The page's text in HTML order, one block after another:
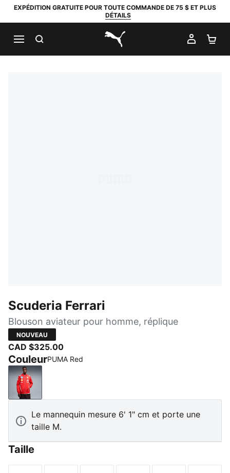
EXPÉDITION GRATUITE POUR TOUTE COMMANDE DE 75 $ ET PLUS
DÉTAILS
PUMA.com
MON
Scuderia Ferrari
Blouson aviateur pour homme, réplique
NOUVEAU
CAD $325.00
CouleurPUMA Red
PUMA Red
Le mannequin mesure 6' 1" cm et porte une
taille M.
Taille